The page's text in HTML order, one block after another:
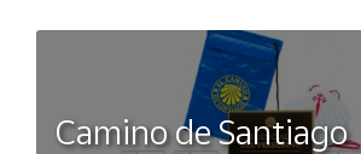
Camino de Santiago